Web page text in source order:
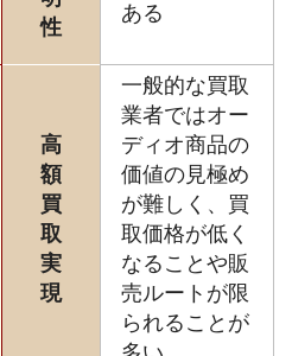
性
ある
高
額
買
取
実
現
一般的な買取
業者ではオー
ディオ商品の
価値の見極め
が難しく、買
取価格が低く
なることや販
売ルートが限
られることが